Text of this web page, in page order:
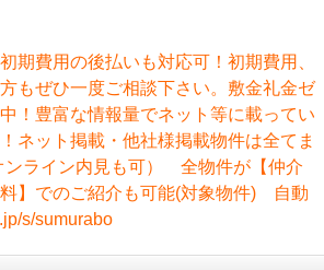
期費用の後払いも対応可！初期費用、
もぜひ一度ご相談下さい。敷金礼金ゼ
！豊富な情報量でネット等に載ってい
ネット掲載・他社様掲載物件は全てま
ンライン内見も可） 全物件が【仲介
】でのご紹介も可能(対象物件) 自動
s/sumurabo